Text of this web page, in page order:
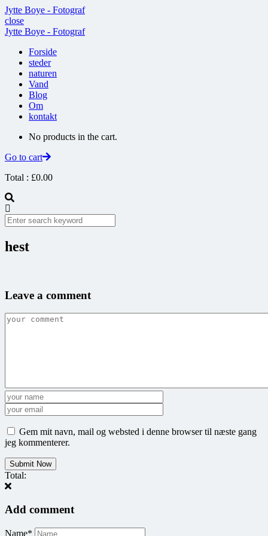
Jytte Boye - Fotograf
close
Jytte Boye - Fotograf
Forside
steder
naturen
Vand
Blog
Om
kontakt
No products in the cart.
Go to cart
Total : £0.00
hest
Leave a comment
Gem mit navn, mail og websted i denne browser til næste gang
jeg kommenterer.
Total:
Add comment
Name*